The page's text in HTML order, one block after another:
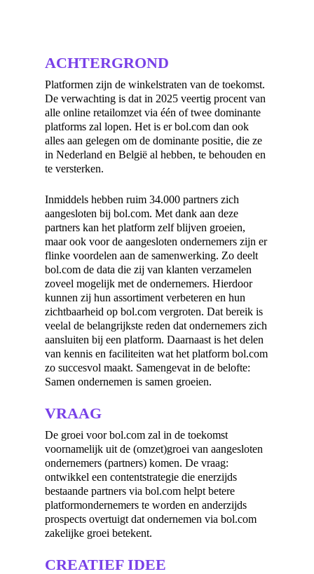
ACHTERGROND
Platformen zijn de winkelstraten van de toekomst.
De verwachting is dat in 2025 veertig procent van
alle online retailomzet via één of twee dominante
platforms zal lopen. Het is er bol.com dan ook
alles aan gelegen om de dominante positie, die ze
in Nederland en België al hebben, te behouden en
te versterken.
Inmiddels hebben ruim 34.000 partners zich
aangesloten bij bol.com. Met dank aan deze
partners kan het platform zelf blijven groeien,
maar ook voor de aangesloten ondernemers zijn er
flinke voordelen aan de samenwerking. Zo deelt
bol.com de data die zij van klanten verzamelen
zoveel mogelijk met de ondernemers. Hierdoor
kunnen zij hun assortiment verbeteren en hun
zichtbaarheid op bol.com vergroten. Dat bereik is
veelal de belangrijkste reden dat ondernemers zich
aansluiten bij een platform. Daarnaast is het delen
van kennis en faciliteiten wat het platform bol.com
zo succesvol maakt. Samengevat in de belofte:
Samen ondernemen is samen groeien.
VRAAG
De groei voor bol.com zal in de toekomst
voornamelijk uit de (omzet)groei van aangesloten
ondernemers (partners) komen. De vraag:
ontwikkel een contentstrategie die enerzijds
bestaande partners via bol.com helpt betere
platformondernemers te worden en anderzijds
prospects overtuigt dat ondernemen via bol.com
zakelijke groei betekent.
CREATIEF IDEE